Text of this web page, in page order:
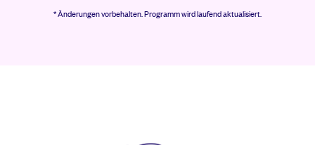
* Änderungen vorbehalten.Programm wird laufend aktualisiert.